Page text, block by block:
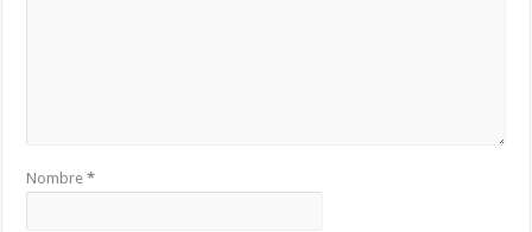
Nombre*